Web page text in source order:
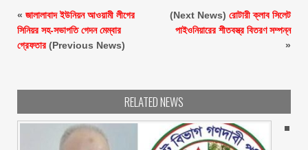
« জালালাবাদ ইউনিয়ন আওয়ামী লীগের
সিনিয়র সহ-সভাপতি গেদন মেম্বার
গ্রেফতার(Previous News)
(Next News) রোটারী ক্লাব সিলেট
পাইওনিয়ারের শীতবস্ত্র বিতরণ সম্পন্ন
»
RELATED NEWS